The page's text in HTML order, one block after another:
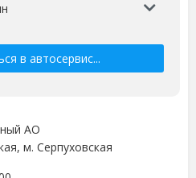
в автосервис...
АО
м. Серпуховская